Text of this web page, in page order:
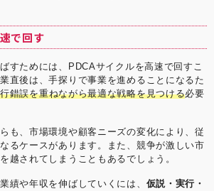
で回す
すためには、PDCAサイクルを高速で回すこ
直後は、手探りで事業を進めることになるた
錯誤を重ねながら最適な戦略を見つける必要
も、市場環境や顧客ニーズの変化により、従
るケースがあります。また、競争が激しい市
越されてしまうこともあるでしょう。
績や年収を伸ばしていくには、 仮説・実行・